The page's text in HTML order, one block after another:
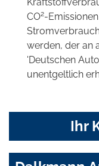
CO2-
werden, der an
'Deutschen
unentgeltlich
Ihr